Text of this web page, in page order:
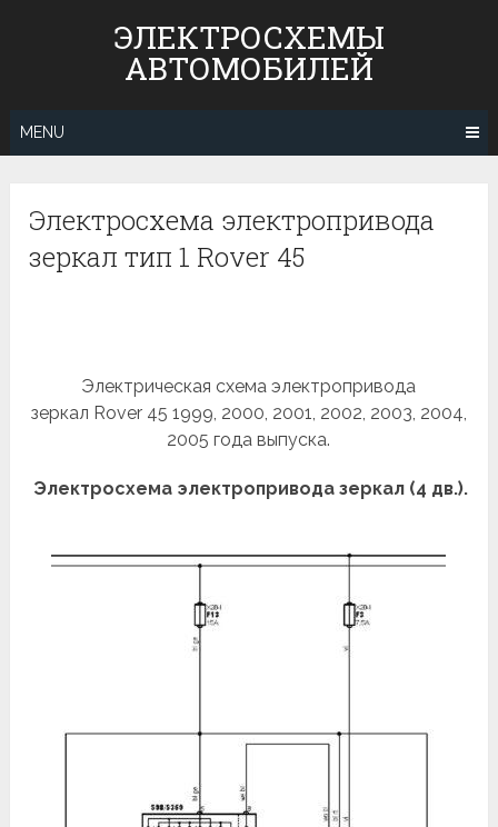
ЭЛЕКТРОСХЕМЫ
АВТОМОБИЛЕЙ
MENU
Электросхема электропривода
зеркал тип 1 Rover 45
Электрическая схема электропривода
зеркал Rover 45 1999, 2000, 2001, 2002, 2003, 2004,
2005 года выпуска.
Электросхема электропривода зеркал (4 дв.).